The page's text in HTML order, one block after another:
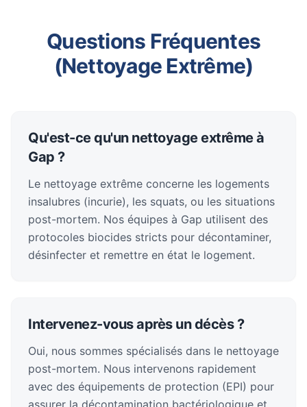
Questions Fréquentes
(Nettoyage Extrême)
Qu'est-ce qu'un nettoyage extrême à
Gap ?
Le nettoyage extrême concerne les logements
insalubres (incurie), les squats, ou les situations
post-mortem. Nos équipes à Gap utilisent des
protocoles biocides stricts pour décontaminer,
désinfecter et remettre en état le logement.
Intervenez-vous après un décès ?
Oui, nous sommes spécialisés dans le nettoyage
post-mortem. Nous intervenons rapidement
avec des équipements de protection (EPI) pour
assurer la décontamination bactériologique et